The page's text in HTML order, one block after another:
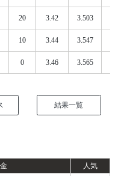
20 3.42 3.503
10 3.44 3.547
0 3.46 3.565
結果一覧
人気